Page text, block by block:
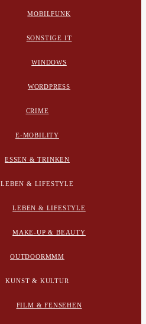
MOBILFUNK
SONSTIGE IT
WINDOWS
WORDPRESS
CRIME
E-MOBILITY
ESSEN & TRINKEN
LEBEN & LIFESTYLE
LEBEN & LIFESTYLE
MAKE-UP & BEAUTY
OUTDOORMMM
KUNST & KULTUR
FILM & FENSEHEN